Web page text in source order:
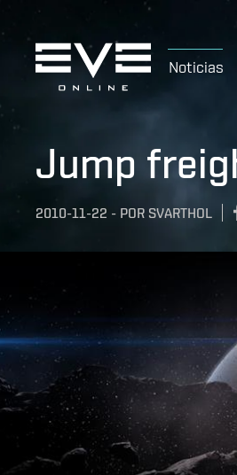
Noticias
Jump
2010-11-22 - POR SVARTHOL